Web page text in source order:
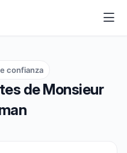
de Monsieur
confianza